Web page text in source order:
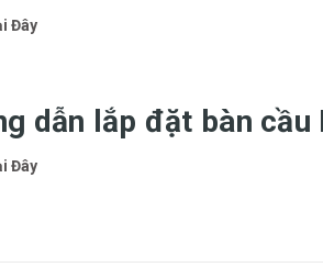
Đây
dẫn lắp đặt bàn cầu
Đây